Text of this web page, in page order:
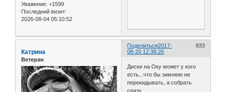
Уважение: +1599
Последний визит:
2026-08-04 05:10:52
Поделиться 933
2017-
08-20 12:38:26
Катрина
Ветеран
Диски на Оку может у кого
есть...что бы зимнюю не
перекидывать, а собрать
сразу.